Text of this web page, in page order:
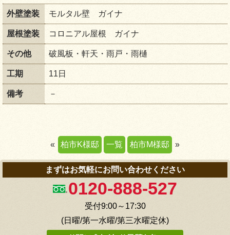
外壁塗装 モルタル壁 ガイナ
屋根塗装 コロニアル屋根 ガイナ
その他 破風板・軒天・雨戸・雨樋
工期 11日
備考 －
« 柏市K様邸 一覧 柏市M様邸 »
まずはお気軽にお問い合わせください
0120-888-527
受付9:00～17:30
(日曜/第一水曜/第三水曜定休)